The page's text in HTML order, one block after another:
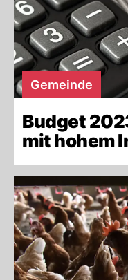
Gemeinde
Budget
mit hohem